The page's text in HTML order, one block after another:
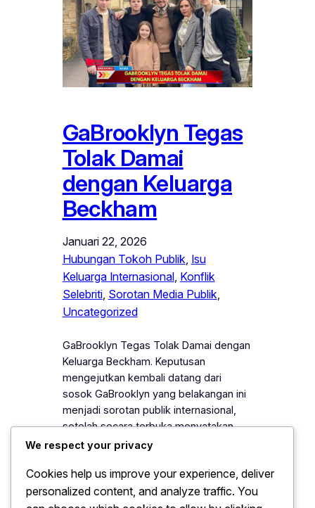
GaBrooklyn Tegas
Tolak Damai
dengan Keluarga
Beckham
Januari 22, 2026
Hubungan Tokoh Publik Isu
Keluarga Internasional, Konflik
Selebriti, Sorotan Media Publik
Uncategorized
GaBrooklyn Tegas Tolak Damai dengan
Keluarga Beckham. Keputusan
mengejutkan kembali datang dari
sosok GaBrooklyn yang belakangan ini
menjadi sorotan publik internasional,
setelah secara terbuka menyatakan
sikap tegas untuk menolak upaya
sebuah keputusan yang sontak memicu
perbincangan hangat di berbagai
We respect your privacy
Cookies help us improve your experience, deliver
personalized content, and analyze traffic. You